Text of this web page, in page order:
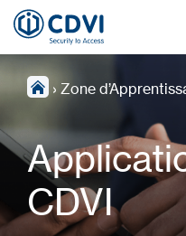
› Zone
CDVI